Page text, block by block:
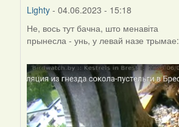
Lighty - 04.06.2023 - 15:18
In
reply
by
Harrier
Не, вось тут бачна, што менавіта
прынесла - унь, у левай назе трымае: